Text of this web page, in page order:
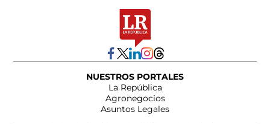
NUESTROS PORTALES
La República
Agronegocios
Asuntos Legales